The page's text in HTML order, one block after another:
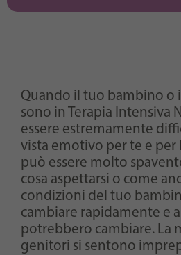
Quando il tuo bambino o
sono in Terapia Intensiva
essere estremamente
vista emotivo per te e per
può essere molto
cosa aspettarsi o come
condizioni del tuo
cambiare rapidamente e
potrebbero cambiare. La
genitori si sentono